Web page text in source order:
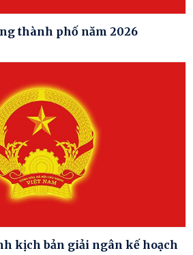
thành phố năm 2026
kịch bản giải ngân kế hoạch